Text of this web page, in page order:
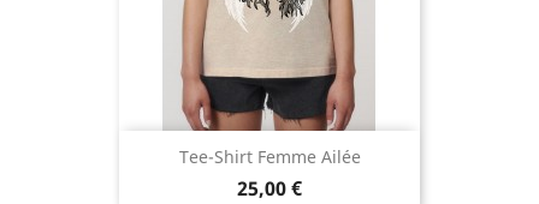
Tee-Shirt Femme Ailée
Prix
25,00 €